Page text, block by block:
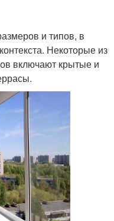
и типов, в
Некоторые из
включают крытые и